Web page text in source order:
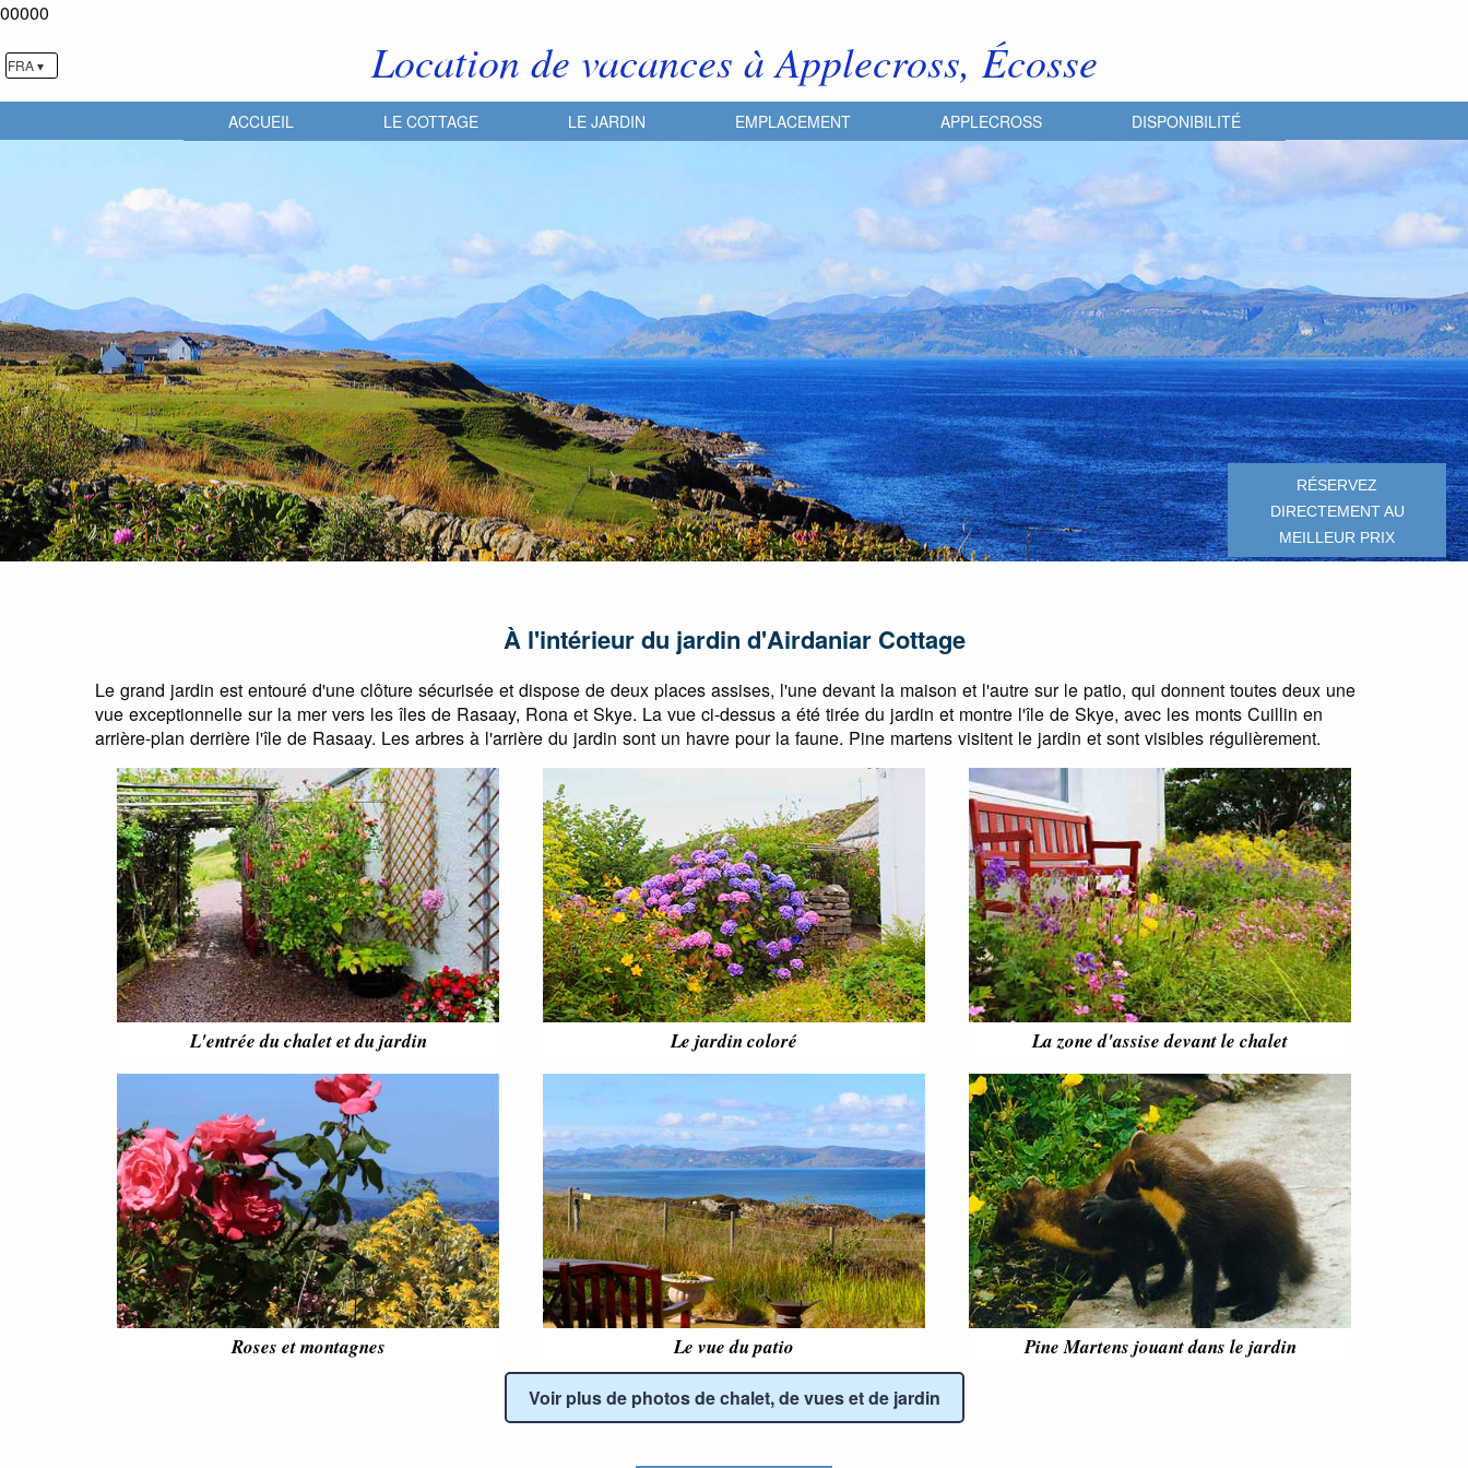
00000
Location de vacances à Applecross, Écosse
ACCUEIL LE COTTAGE LE JARDIN EMPLACEMENT APPLECROSS DISPONIBILITÉ
FRA ▾
RÉSERVEZ
DIRECTEMENT AU
MEILLEUR PRIX
À l'intérieur du jardin d'Airdaniar Cottage
Le grand jardin est entouré d'une clôture sécurisée et dispose de deux places assises, l'une devant la maison et l'autre sur le patio, qui donnent toutes deux une
vue exceptionnelle sur la mer vers les îles de Rasaay, Rona et Skye. La vue ci-dessus a été tirée du jardin et montre l'île de Skye, avec les monts Cuillin en
arrière-plan derrière l'île de Rasaay. Les arbres à l'arrière du jardin sont un havre pour la faune. Pine martens visitent le jardin et sont visibles régulièrement.
L'entrée du chalet et du jardin Le jardin coloré La zone d'assise devant le chalet
Roses et montagnes Le vue du patio Pine Martens jouant dans le jardin
Voir plus de photos de chalet, de vues et de jardin